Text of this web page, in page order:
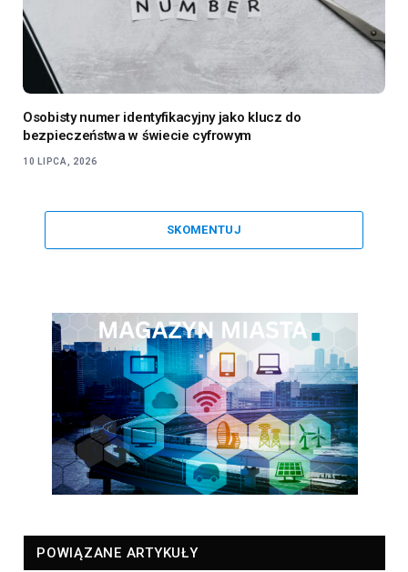
Osobisty numer identyfikacyjny jako klucz do
bezpieczeństwa w świecie cyfrowym
10 LIPCA, 2026
SKOMENTUJ
POWIĄZANE ARTYKUŁY